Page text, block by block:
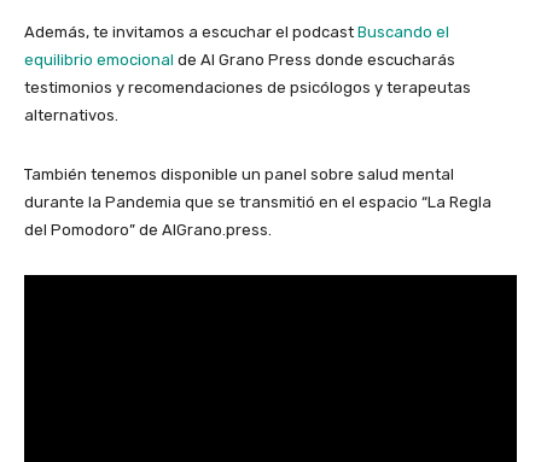
Además, te invitamos a escuchar el podcast Buscando el
equilibrio emocional de Al Grano Press donde escucharás
testimonios y recomendaciones de psicólogos y terapeutas
alternativos.
También tenemos disponible un panel sobre salud mental
durante la Pandemia que se transmitió en el espacio “La Regla
del Pomodoro” de AlGrano.press.